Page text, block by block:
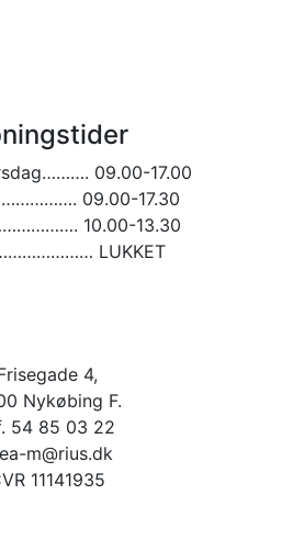
09.00-17.00
09.00-17.30
10.00-13.30
LUKKET
4,
Nykøbing F.
54 85 03 22
m@rius.dk
11141935